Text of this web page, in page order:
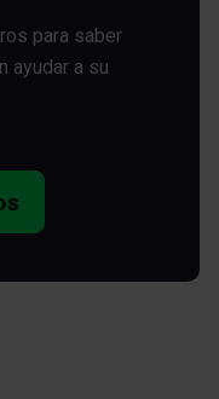
para saber
ayudar a su